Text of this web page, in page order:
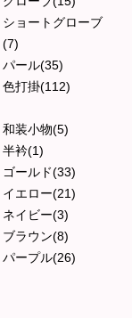
ショートグローブ
(7)
パール(35)
色打掛(112)
和装小物(5)
半衿(1)
ゴールド(33)
イエロー(21)
ネイビー(3)
ブラウン(8)
パープル(26)